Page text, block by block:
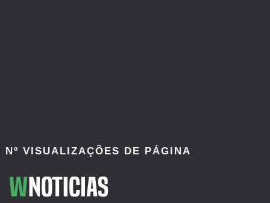
Nº VISUALIZAÇÕES DE PÁGINA